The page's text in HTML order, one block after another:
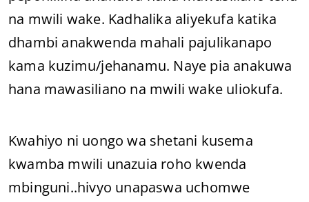
na mwili wake. Kadhalika aliyekufa katika
dhambi anakwenda mahali pajulikanapo
kama kuzimu/jehanamu. Naye pia anakuwa
hana mawasiliano na mwili wake uliokufa.
Kwahiyo ni uongo wa shetani kusema
kwamba mwili unazuia roho kwenda
mbinguni..hivyo unapaswa uchomwe